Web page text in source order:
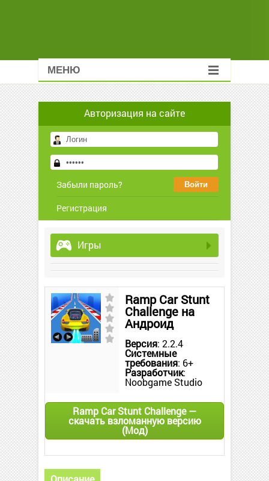
МЕНЮ
Авторизация на сайте
Забыли пароль?
Регистрация
Игры
Ramp Car Stunt
Challenge на
Андроид
Версия: 2.2.4
Системные
требования: 6+
Разработчик:
Noobgame Studio
Ramp Car Stunt Challenge —
скачать взломанную версию
(Мод)